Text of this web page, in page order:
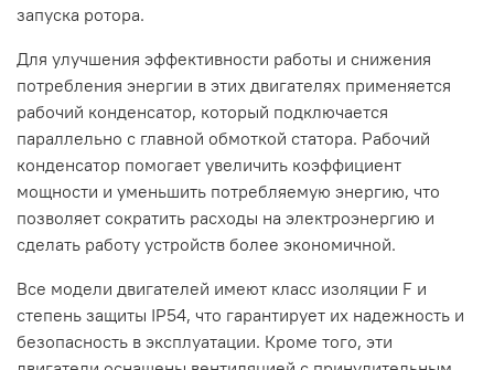
запуска ротора.
Для улучшения эффективности работы и снижения
потребления энергии в этих двигателях применяется
рабочий конденсатор, который подключается
параллельно с главной обмоткой статора. Рабочий
конденсатор помогает увеличить коэффициент
мощности и уменьшить потребляемую энергию, что
позволяет сократить расходы на электроэнергию и
сделать работу устройств более экономичной.
Все модели двигателей имеют класс изоляции F и
степень защиты IP54, что гарантирует их надежность и
безопасность в эксплуатации. Кроме того, эти